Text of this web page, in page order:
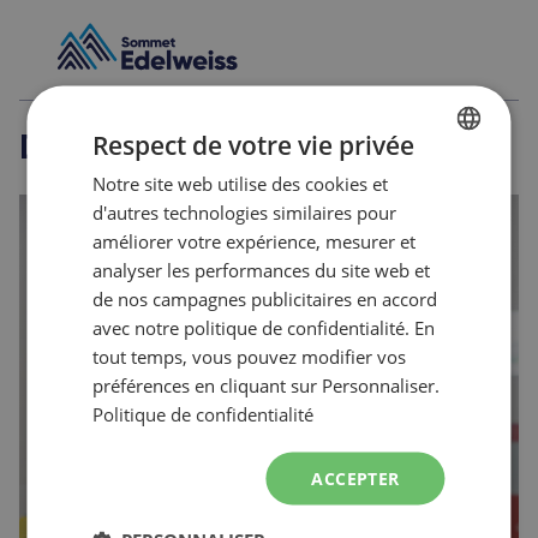
Découvrirdavantage
Planifier votre visite
Planifier sa visite
Respect de votre vie privée
Notre site web utilise des cookies et
d'autres technologies similaires pour
améliorer votre expérience, mesurer et
analyser les performances du site web et
de nos campagnes publicitaires en accord
avec notre politique de confidentialité. En
tout temps, vous pouvez modifier vos
préférences en cliquant sur Personnaliser.
Politique de confidentialité
ACCEPTER